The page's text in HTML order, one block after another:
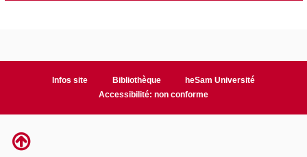
Infos site Bibliothèque
heSam Université
Accessibilité: non conforme